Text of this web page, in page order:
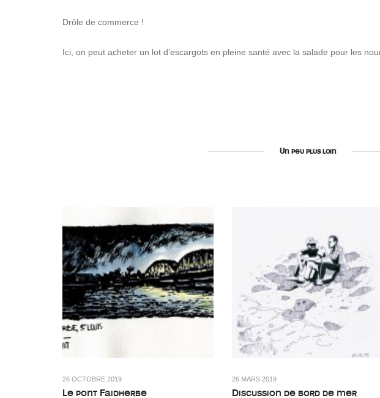
Drôle de commerce !
Ici, on peut acheter un lot d’escargots en pleine santé avec la salade pour les
Un peu plus loin
26 OCTOBRE 2019
Le pont Faidherbe
26 MARS 2019
Discussion de bord de mer